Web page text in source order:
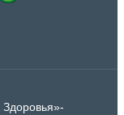
Здоровья»-